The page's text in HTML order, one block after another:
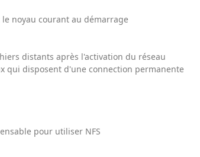
noyau courant au démarrage
distants après l'activation du réseau
qui disposent d'une connection permanente
pour utiliser NFS